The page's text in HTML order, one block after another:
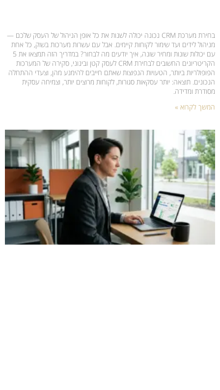
בחירת מערכת CRM נכונה יכולה לשנות את כל אופן הניהול של העסק שלכם —
מניהול לידים ועד שימור לקוחות קיימים. אבל עם עשרות מערכות בשוק, כל אחת
עם יכולות שונות ומחיר שונה, איך יודעים מה לבחור? במדריך הזה תמצאו את 5
הקריטריונים החשובים לבחירת CRM לעסק קטן ובינוני, סקירה של המערכות
הפופולריות ביותר, הטעויות הנפוצות שאתם חייבים להימנע מהן, וצעדי ההתחלה
הנכונים. תוצאה: יותר עסקאות סגורות, לקוחות מרוצים יותר, וצמיחה עסקית
מסודרת ומדידה.
המשך לקרוא »